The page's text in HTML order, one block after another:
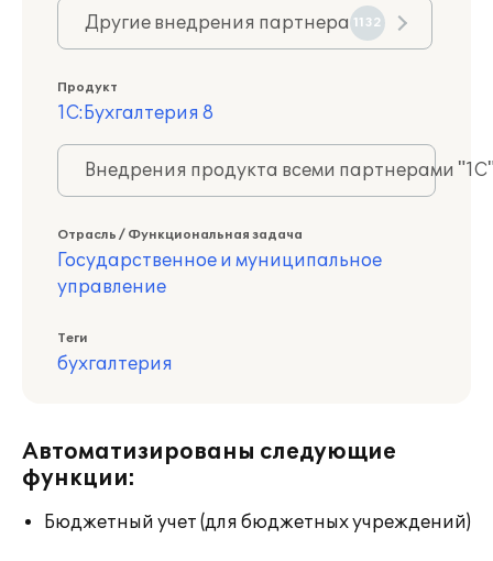
Другие внедрения партнера 1132
Продукт
1С:Бухгалтерия 8
Внедрения продукта всеми партнерами
Отрасль / Функциональная задача
Государственное и муниципальное
управление
Теги
бухгалтерия
Автоматизированы следующие
функции:
Бюджетный учет (для бюджетных учреждений)